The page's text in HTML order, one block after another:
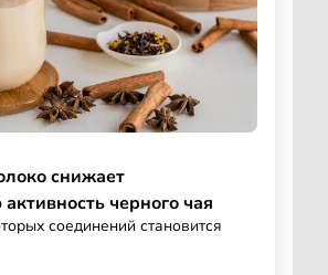
снижает
черного чая
соединений становится